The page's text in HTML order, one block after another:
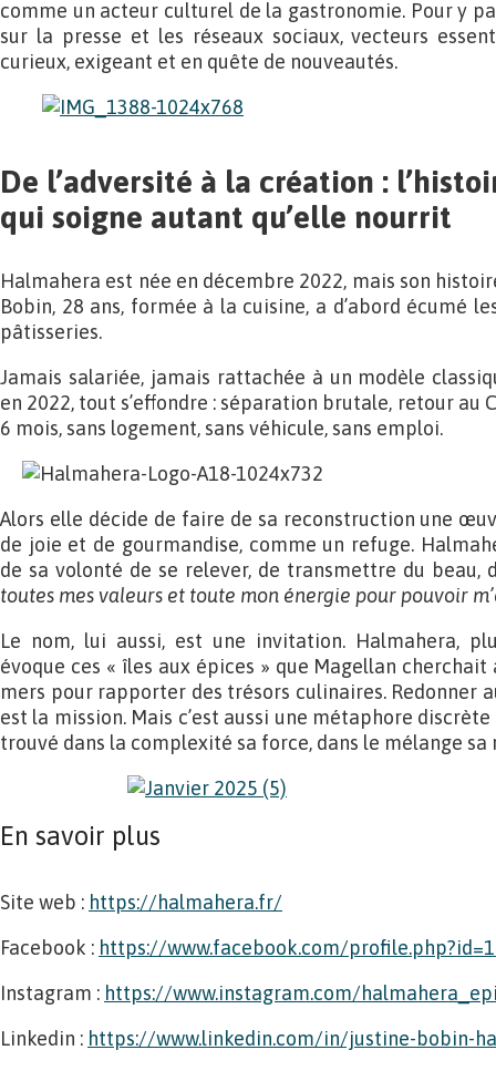
comme un acteur culturel de la gastronomie. Pour y
sur la presse et les réseaux sociaux, vecteurs
curieux, exigeant et en quête de nouveautés.
De l’adversité à la création :
qui soigne autant qu’elle nourrit
Halmahera est née en décembre 2022, mais son
Bobin, 28 ans, formée à la cuisine, a d’abord écumé
pâtisseries.
Jamais salariée, jamais rattachée à un modèle
en 2022, tout s’effondre : séparation brutale, retour au
6 mois, sans logement, sans véhicule, sans emploi.
Alors elle décide de faire de sa reconstruction une
de joie et de gourmandise, comme un refuge.
de sa volonté de se relever, de transmettre du beau,
toutes mes valeurs et toute mon énergie pour pouvoir
Le nom, lui aussi, est une invitation. Halmahera,
évoque ces « îles aux épices » que Magellan
mers pour rapporter des trésors culinaires. Redonner
est la mission. Mais c’est aussi une métaphore
trouvé dans la complexité sa force, dans le mélange sa
En savoir plus
Site web : https://halmahera.fr/
Facebook : https://www.facebook.com/
Instagram : https://www.instagram.com/
Linkedin : https://www.linkedin.com/in/justine-bobin-